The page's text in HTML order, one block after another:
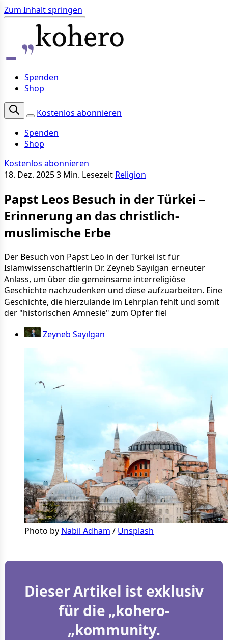
Zum Inhalt springen
Spenden
Shop
Kostenlos abonnieren
Spenden
Shop
Kostenlos abonnieren
18. Dez. 20253 Min. Lesezeit Religion
Papst Leos Besuch in der Türkei –
Erinnerung an das christlich-
muslimische Erbe
Der Besuch von Papst Leo in der Türkei ist für
Islamwissenschaftlerin Dr. Zeyneb Sayılgan erneuter
Anlass, um über die gemeinsame interreligiöse
Geschichte nachzudenken und diese aufzuarbeiten. Eine
Geschichte, die hierzulande im Lehrplan fehlt und somit
der "historischen Amnesie" zum Opfer fiel
Zeyneb Sayılgan
Photo by Nabil Adham / Unsplash
Dieser Artikel ist exklusiv
für die „kohero-
„kommunity.